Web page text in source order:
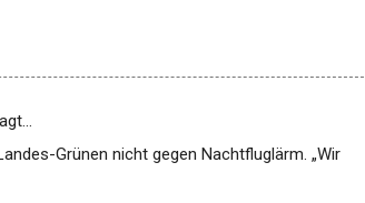
Grünen nicht gegen Nachtfluglärm. „Wir